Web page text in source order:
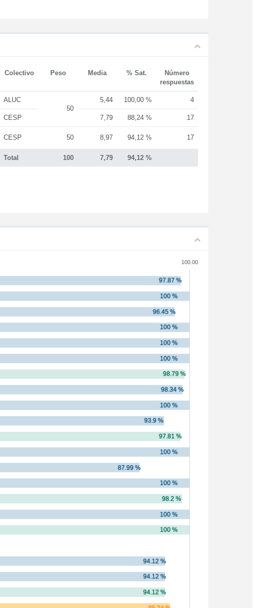
Colectivo Peso Media % Sat.
Número
respuestas
Total 100 7,79 94,12 %
ALUC
50
5,44 100,00 % 4
CESP 7,79 88,24 % 17
CESP 50 8,97 94,12 % 17
100.00